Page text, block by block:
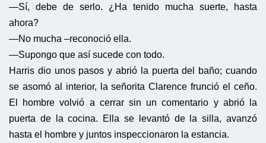
—Sí, debe de serlo. ¿Ha tenido mucha suerte, hasta
ahora?
—No mucha –reconoció ella.
—Supongo que así sucede con todo.
Harris dio unos pasos y abrió la puerta del baño; cuando
se asomó al interior, la señorita Clarence frunció el ceño.
El hombre volvió a cerrar sin un comentario y abrió la
puerta de la cocina. Ella se levantó de la silla, avanzó
hasta el hombre y juntos inspeccionaron la estancia.